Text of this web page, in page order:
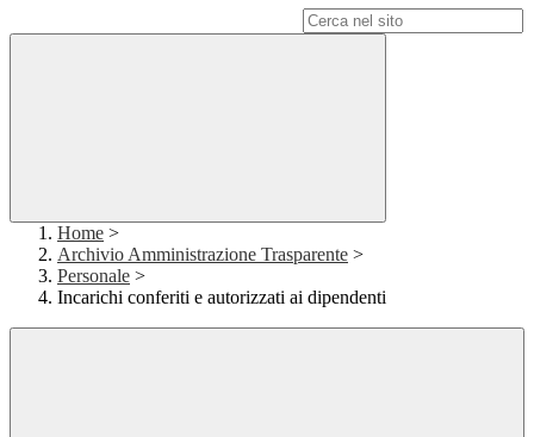
Home >
Archivio Amministrazione Trasparente >
Personale >
Incarichi conferiti e autorizzati ai dipendenti